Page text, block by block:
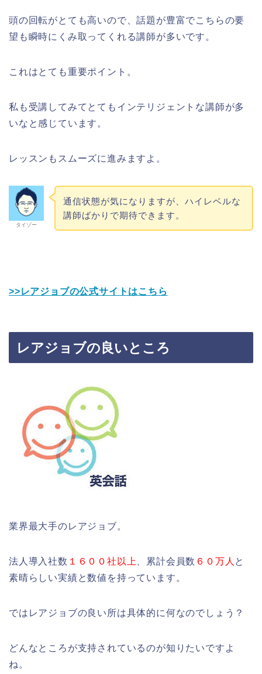
頭の回転がとても高いので、話題が豊富でこちらの要
望も瞬時にくみ取ってくれる講師が多いです。
これはとても重要ポイント。
私も受講してみてとてもインテリジェントな講師が多
いなと感じています。
レッスンもスムーズに進みますよ。
タイゾー
通信状態が気になりますが、ハイレベルな
講師ばかりで期待できます。
>>レアジョブの公式サイトはこちら
レアジョブの良いところ
業界最大手のレアジョブ。
法人導入社数 １６００社以上 、累計会員数 ６０万人 と
素晴らしい実績と数値を持っています。
ではレアジョブの良い所は具体的に何なのでしょう？
どんなところが支持されているのが知りたいですよ
ね。